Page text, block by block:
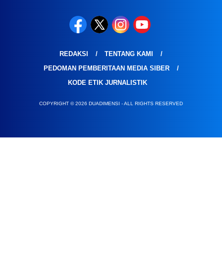
REDAKSI
TENTANG KAMI
PEDOMAN PEMBERITAAN MEDIA SIBER
KODE ETIK JURNALISTIK
COPYRIGHT © 2026 DUADIMENSI - ALL RIGHTS RESERVED